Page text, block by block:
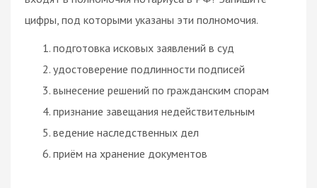
цифры, под которыми указаны эти полномочия.
подготовка исковых заявлений в суд
удостоверение подлинности подписей
вынесение решений по гражданским спорам
признание завещания недействительным
ведение наследственных дел
приём на хранение документов